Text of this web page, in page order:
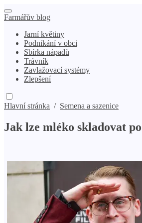
Farmářův blog
Jarní květiny
Podnikání v obci
Sbírka nápadů
Trávník
Zavlažovací systémy
Zlepšení
Hlavní stránka / Semena a sazenice
Jak lze mléko skladovat